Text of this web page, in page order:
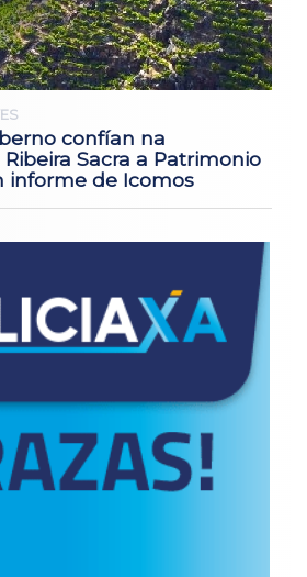
confían na
Sacra a Patrimonio
informe de Icomos